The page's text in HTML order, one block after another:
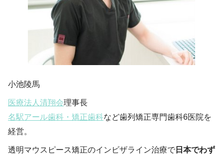
小池陵馬
医療法人清翔会理事長
名駅アール歯科・矯正歯科など歯列矯正専門歯科6医院を
経営。
透明マウスピース矯正のインビザライン治療で 日本でわず